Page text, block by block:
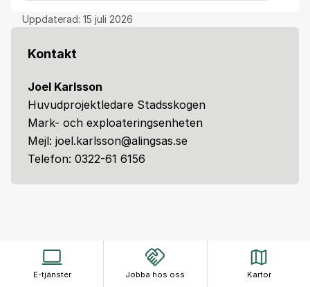
Uppdaterad: 15 juli 2026
Kontakt
Joel Karlsson
Huvudprojektledare Stadsskogen
Mark- och exploateringsenheten
Mejl: joel.karlsson@alingsas.se
Telefon: 0322-61 6156
E-tjänster Jobba hos oss Kartor